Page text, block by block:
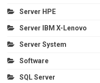
Server HPE
Server IBM X-Lenovo
Server System
Software
SQL Server